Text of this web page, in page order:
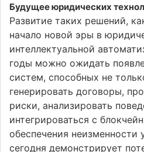
Будущее юридических
Развитие таких решений,
начало новой эры в
интеллектуальной
годы можно ожидать
систем, способных не
генерировать договоры,
риски, анализировать
интегрироваться с
обеспечения
сегодня демонстрирует